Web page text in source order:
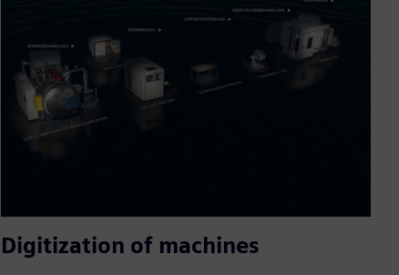
Digitization of machines